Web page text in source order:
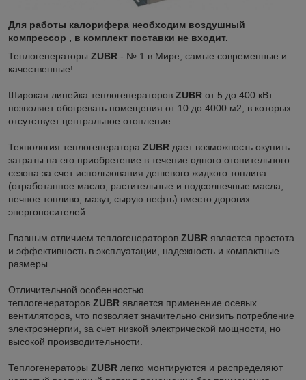
Для работы калорифера необходим воздушный
компрессор , в комплект поставки не входит.
Теплогенераторы ZUBR - № 1 в Мире, самые современные и
качественные!
Широкая линейка теплогенераторов ZUBR от 5 до 400 кВт
позволяет обогревать помещения от 10 до 4000 м2, в которых
отсутствует центральное отопление.
Технология теплогенератора ZUBR дает возможность окупить
затраты на его приобретение в течение одного отопительного
сезона за счет использования дешевого жидкого топлива
(отработанное масло, растительные и подсолнечные масла,
печное топливо, мазут, сырую нефть) вместо дорогих
энергоносителей.
Главным отличием теплогенераторов ZUBR является простота
и эффективность в эксплуатации, надежность и компактные
размеры.
Отличительной особенностью
теплогенераторов ZUBR является применение осевых
вентиляторов, что позволяет значительно снизить потребление
электроэнергии, за счет низкой электрической мощности, но
высокой производительности.
Теплогенераторы ZUBR легко монтируются и распределяют